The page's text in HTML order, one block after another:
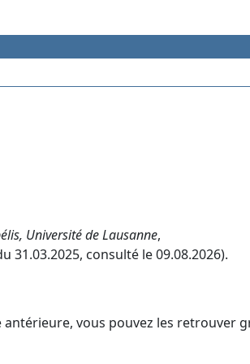
Université de Lausanne,
31.03.2025, consulté le 09.08.2026).
vous pouvez les retrouver